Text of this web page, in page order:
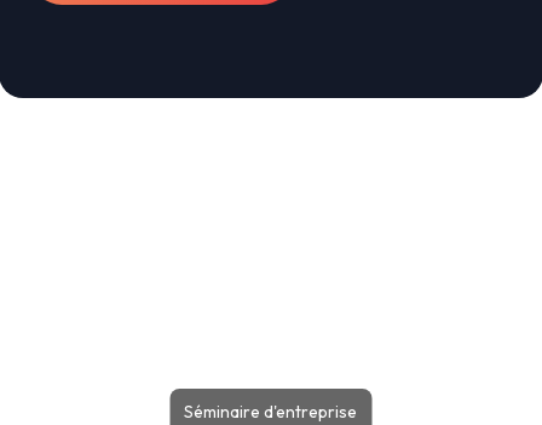
Séminaire d'entreprise